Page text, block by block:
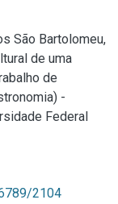
São Bartolomeu,
de uma
de
-
Federal
2104